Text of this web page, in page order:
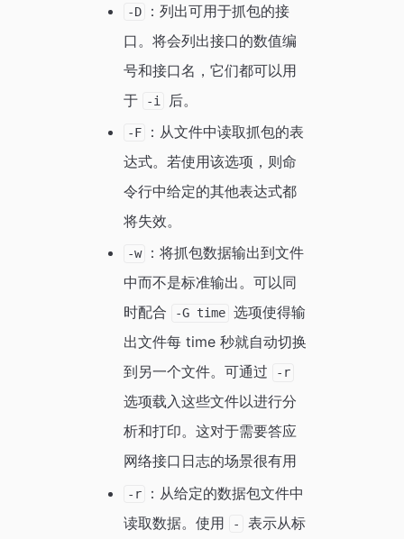
-D
：列出可用于抓包的接
口。将会列出接口的数值编
号和接口名，它们都可以用
于
-i 后。
-F
：从文件中读取抓包的表
达式。若使用该选项，则命
令行中给定的其他表达式都
将失效。
-w
：将抓包数据输出到文件
中而不是标准输出。可以同
时配合
-G time 选项使得输
出文件每 time 秒就自动切换
到另一个文件。可通过
-r
选项载入这些文件以进行分
析和打印。这对于需要答应
网络接口日志的场景很有用
-r
：从给定的数据包文件中
读取数据。使用
- 表示从标